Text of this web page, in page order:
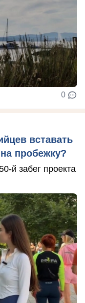
0
вставать
пробежку?
й забег проекта